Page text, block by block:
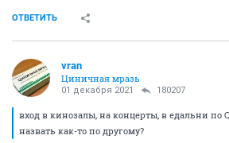
ОТВЕТИТЬ
vran
Циничная мразь
01 декабря 2021 180207
вход в кинозалы, на концерты, в едальни по
назвать как-то по другому?